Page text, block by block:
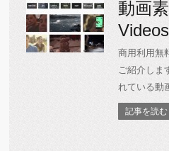
動画
Videos
商用利用無
ご紹介しま
れている動
記事を読む